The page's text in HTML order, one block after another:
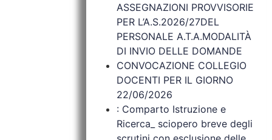
ASSEGNAZIONI PROVVISORIE
PER L’A.S.2026/27DEL
PERSONALE A.T.A.MODALITÀ
DI INVIO DELLE DOMANDE
CONVOCAZIONE COLLEGIO
DOCENTI PER IL GIORNO
22/06/2026
: Comparto Istruzione e
Ricerca_ sciopero breve degli